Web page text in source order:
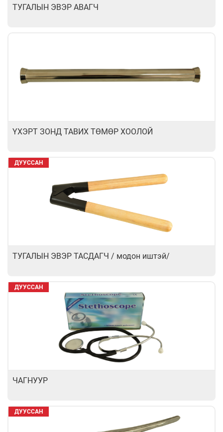
ТУГАЛЫН ЭВЭР АВАГЧ
ҮХЭРТ ЗОНД ТАВИХ ТӨМӨР ХООЛОЙ
ДУУССАН
ТУГАЛЫН ЭВЭР ТАСДАГЧ / модон иштэй/
ДУУССАН
ЧАГНУУР
ДУУССАН